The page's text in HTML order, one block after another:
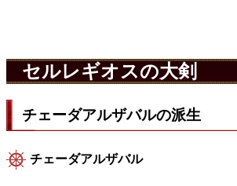
セルレギオスの大剣
チェーダアルザバルの派生
チェーダアルザバル